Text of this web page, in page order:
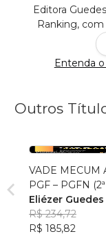
Editora
Ranking,
Entenda
Outros
VADE MECUM
PGF – PGFN
Eliézer
Oliveira Junior
R$ 234,72
R$ 185,82